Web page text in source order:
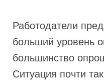
Работодатели
больший уровень
большинство
Ситуация почти